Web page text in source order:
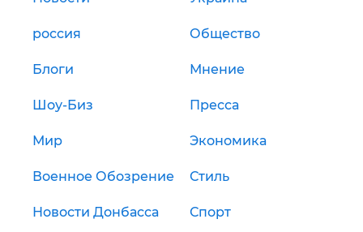
россия Общество
Блоги Мнение
Шоу-Биз Пресса
Мир Экономика
Военное Обозрение Стиль
Новости Донбасса Спорт